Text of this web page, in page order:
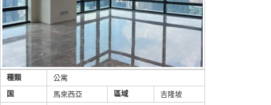
種類
公寓
国
馬來西亞 區域
吉隆坡